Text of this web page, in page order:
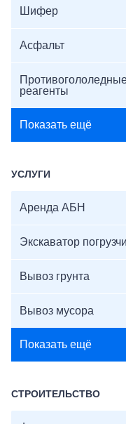
Шифер
Асфальт
реагенты
Показать ещё
УСЛУГИ
Аренда АБН
Экскаватор
Вывоз грунта
Вывоз мусора
Показать ещё
СТРОИТЕЛЬСТВО